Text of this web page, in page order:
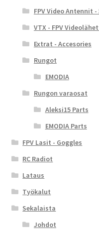
FPV Video Antennit -
VTX - FPV
Extrat - Accesories
Rungot
EMODIA
Rungon varaosat
Aleksi15 Parts
EMODIA Parts
FPV Lasit - Goggles
RC Radiot
Lataus
Työkalut
Sekalaista
Johdot